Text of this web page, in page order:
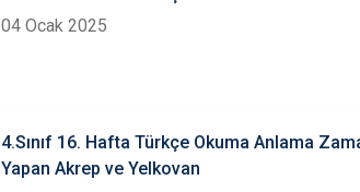
04 Ocak 2025
4.Sınıf 16. Hafta Türkçe Okuma Anlama
Yapan Akrep ve Yelkovan